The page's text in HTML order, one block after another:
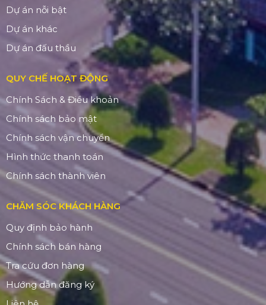
Dự án nỗi bật
Dự án khác
Dự án đấu thầu
QUY CHẾ HOẠT ĐỘNG
Chính Sách & Điều khoản
Chính sách bảo mật
Chính sách vận chuyển
Hình thức thanh toán
Chính sách thành viên
CHĂM SÓC KHÁCH HÀNG
Quy định bảo hành
Chính sách bán hàng
Tra cứu đơn hàng
Hướng dẫn đăng ký